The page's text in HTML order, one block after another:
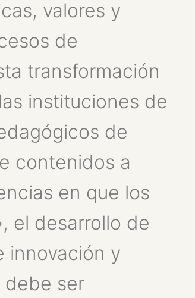
valores y
de
transformación
instituciones de
de
contenidos a
en que los
el desarrollo de
innovación y
debe ser